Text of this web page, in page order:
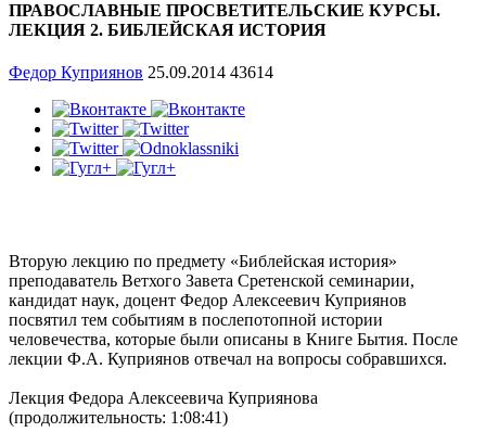
ПРАВОСЛАВНЫЕ ПРОСВЕТИТЕЛЬСКИЕ КУРСЫ.
ЛЕКЦИЯ 2. БИБЛЕЙСКАЯ ИСТОРИЯ
Федор Куприянов 25.09.2014 43614
Вторую лекцию по предмету «Библейская история»
преподаватель Ветхого Завета Сретенской семинарии,
кандидат наук, доцент Федор Алексеевич Куприянов
посвятил тем событиям в послепотопной истории
человечества, которые были описаны в Книге Бытия. После
лекции Ф.А. Куприянов отвечал на вопросы собравшихся.
Лекция Федора Алексеевича Куприянова
(продолжительность: 1:08:41)